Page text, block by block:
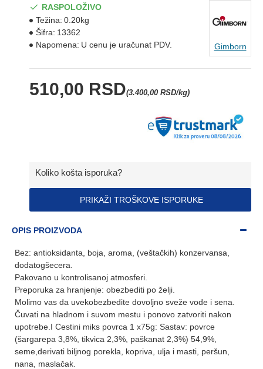
510,00 RSD(3.400,00 RSD/kg)
RASPOLOŽIVO
Težina: 0.20kg
Šifra: 13362
Napomena: U cenu je uračunat PDV. Gimborn
Koliko košta isporuka?
PRIKAŽI TROŠKOVE ISPORUKE
OPIS PROIZVODA
Bez: antioksidanta, boja, aroma, (veštačkih) konzervansa,
dodatogšecera.
Pakovano u kontrolisanoj atmosferi.
Preporuka za hranjenje: obezbediti po želji.
Molimo vas da uvekobezbedite dovoljno sveže vode i sena.
Čuvati na hladnom i suvom mestu i ponovo zatvoriti nakon
upotrebe.I Cestini miks povrca 1 x75g: Sastav: povrce
(šargarepa 3,8%, tikvica 2,3%, paškanat 2,3%) 54,9%,
seme,derivati biljnog porekla, kopriva, ulja i masti, peršun,
nana, maslačak.